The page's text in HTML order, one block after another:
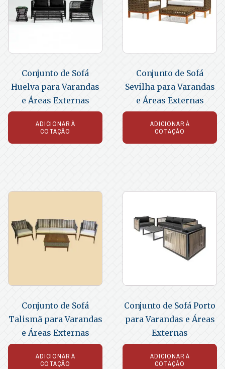
Conjunto de Sofá
Huelva para Varandas
e Áreas Externas
ADICIONAR À
COTAÇÃO
Conjunto de Sofá
Sevilha para Varandas
e Áreas Externas
ADICIONAR À
COTAÇÃO
Conjunto de Sofá
Talismã para Varandas
e Áreas Externas
ADICIONAR À
COTAÇÃO
Conjunto de Sofá Porto
para Varandas e Áreas
Externas
ADICIONAR À
COTAÇÃO